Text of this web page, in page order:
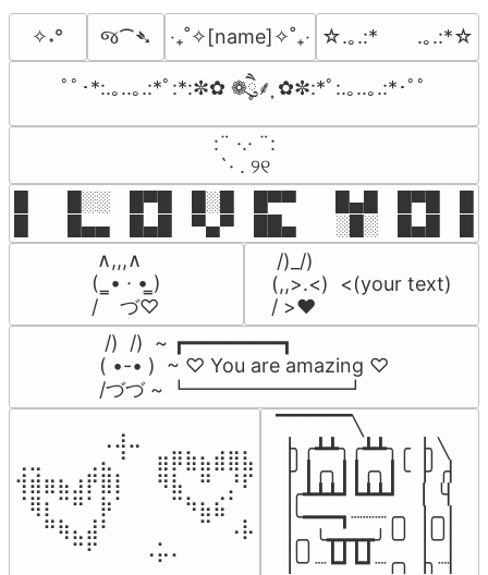
✧˖° જ⁀➴ ‎‧₊˚✧[name]✧˚₊‧ ☆.｡.:*　　.｡.:*☆
ﾟﾟ･*:.｡..｡.:*ﾟ:*:✼✿ ❁ཻུ۪۪⸙͎ ✿✼:*ﾟ:.｡..｡.:*･ﾟﾟ
⠀:¨ ·.· ¨:⠀
⠀ `· . ୨୧⠀
█  █░░ █▀█ █░█ █▀▀  █▄█ █▀█
█  █▄▄ █▄█ ▀▄▀ ██▄  ░█░ █▄█
∧,,,∧
(  ̳• · • ̳)
/    づ♡
/)_/)
(,,>.<)  <(your text)
/ >❤️
/)  /)  ~ ┏━━━━━━━━┓
( •-• )  ~ ♡ You are amazing ♡
/づづ ~ ┗━━━━━━━━┛
⠀⠀⠀⠀⠀⠀⢀⣰⣀⠀⠀⠀⠀⠀⠀⠀⠀
⢀⣀⠀⠀⠀⢀⣄⠘⠀⠀⣶⡿⣷⣦⣾⣿⣧
⢺⣾⣶⣦⣰⡟⣿⡇⠀⠀⠻⣧⠀⠛⠀⡘⠏
⠈⢿⡆⠉⠛⠁⡷⠁⠀⠀⠀⠉⠳⣦⣮⠁⠀
⠀⠀⠛⢷⣄⣼⠃⠀⠀⠀⠀⠀⠀⠉⠀⠠⡧
⠀⠀⠀⠀⠉⠋⠀⠀⠀⠠⡥⠄⠀⠀⠀⠀⠀
▔▔▔▔▔╲
▕╮╭┻┻╮╭┻┻╮╭▕╮╲
▕╯┃╭╮┃┃╭╮┃╰▕╯╭▏
▕╭┻┻┻┛┗┻┻┛  ▕  ╰▏
▕╰━━━┓┈┈┈╭╮▕╭╮▏
▕╭╮╰┳┳┳┳╯╰╯▕╰╯▏
▕╰╯┈┗┛┗┛┈╭╮▕╮┈▏